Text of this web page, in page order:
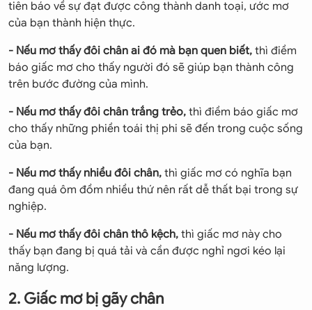
tiên báo về sự đạt được công thành danh toại, ước mơ
của bạn thành hiện thực.
- Nếu mơ thấy đôi chân ai đó mà bạn quen biết, thì điềm
báo giấc mơ cho thấy người đó sẽ giúp bạn thành công
trên bước đường của mình.
- Nếu mơ thấy đôi chân trắng trẻo, thì điềm báo giấc mơ
cho thấy những phiền toái thị phi sẽ đến trong cuộc sống
của bạn.
- Nếu mơ thấy nhiều đôi chân, thì giấc mơ có nghĩa bạn
đang quá ôm đồm nhiều thứ nên rất dễ thất bại trong sự
nghiệp.
- Nếu mơ thấy đôi chân thô kệch, thì giấc mơ này cho
thấy bạn đang bị quá tải và cần được nghỉ ngơi kéo lại
năng lượng.
2. Giấc mơ bị gãy chân